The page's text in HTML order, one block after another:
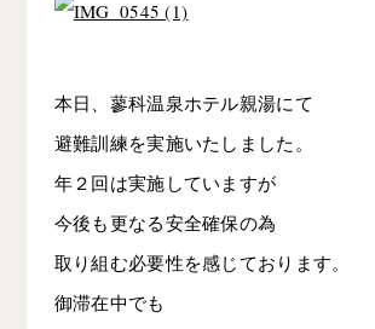
本日、蓼科温泉ホテル親湯にて
避難訓練を実施いたしました。
年２回は実施していますが
今後も更なる安全確保の為
取り組む必要性を感じております。
御滞在中でも